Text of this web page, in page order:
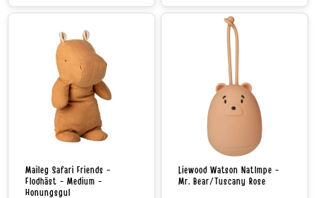
Maileg Safari Friends -
Flodhäst - Medium -
Honungsgul
Liewood Watson Natlmpe -
Mr. Bear/Tuscany Rose